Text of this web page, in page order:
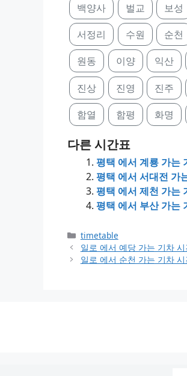
백양사 벌교 보성
서정리 수원 순천
원동 이양 익산
진상 진영 진주
함열 함평 화명
다른 시간표
평택 에서 계룡 가는
평택 에서 서대전 가
평택 에서 제천 가는
평택 에서 부산 가는
Categories
timetable
일로 에서 예당 가는 기차 시
일로 에서 순천 가는 기차 시